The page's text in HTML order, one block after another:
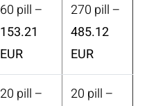
60 pill –
153.21
EUR
270 pill –
485.12
EUR
20 pill –
20 pill –